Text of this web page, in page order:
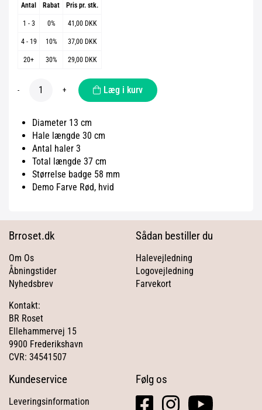
Antal Rabat Pris pr. stk.
1 - 3 0% 41,00 DKK
4 - 19 10% 37,00 DKK
20+ 30% 29,00 DKK
- + Læg i kurv
Diameter 13 cm
Hale længde 30 cm
Antal haler 3
Total længde 37 cm
Størrelse badge 58 mm
Demo Farve Rød, hvid
Brroset.dk
Om Os
Åbningstider
Nyhedsbrev
Kontakt:
BR Roset
Ellehammervej 15
9900 Frederikshavn
CVR: 34541507
Sådan bestiller du
Halevejledning
Logovejledning
Farvekort
Kundeservice
Leveringsinformation
Følg os
facebookinstagramyoutube